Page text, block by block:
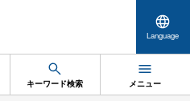
Language
キーワード検索 メニュー